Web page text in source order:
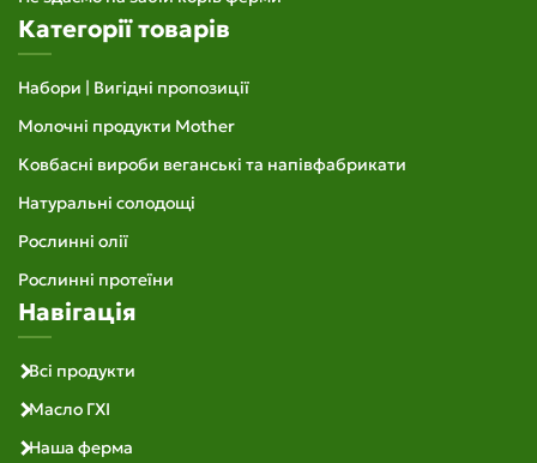
Категорії товарів
Набори | Вигідні пропозиції
Молочні продукти Mother
Ковбасні вироби веганські та напівфабрикати
Натуральні солодощі
Рослинні олії
Рослинні протеїни
Навігація
Всі продукти
Масло ГХІ
Наша ферма